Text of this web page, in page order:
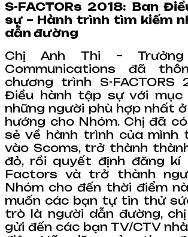
S-FACTORs 2018: Ban
sự – Hành trình tìm kiếm
dẫn đường
Chị Anh Thi –
Communications đã
chương trình S-FACTORS
Điều hành tập sự với
những người phù hợp nhất
hướng cho Nhóm. Chị đã
sẻ về hành trình của mình
vào Scoms, trở thành
đỏ, rồi quyết định đăng kí
Factors và trở thành
Nhóm cho đến thời điểm
muốn các bạn tự tin thử
trò là người dẫn đường,
gửi đến các bạn TV/CTV